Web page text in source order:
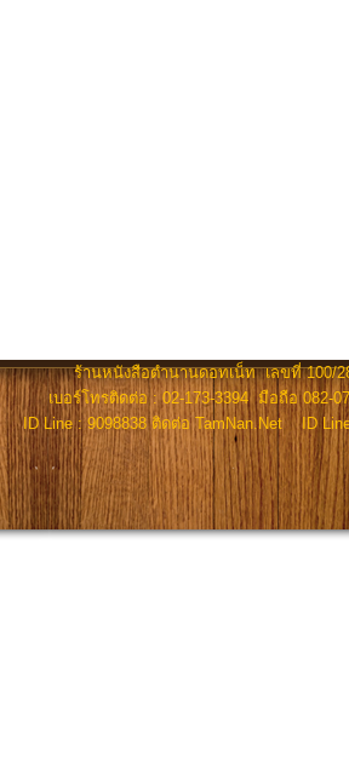
ร้านหนังสือตำนานดอทเน็ท เลขที่ 100/
เบอร์โทรติดต่อ : 02-173-3394 มือถือ 082-
ID Line : 9098838 ติดต่อ TamNan.Net ID